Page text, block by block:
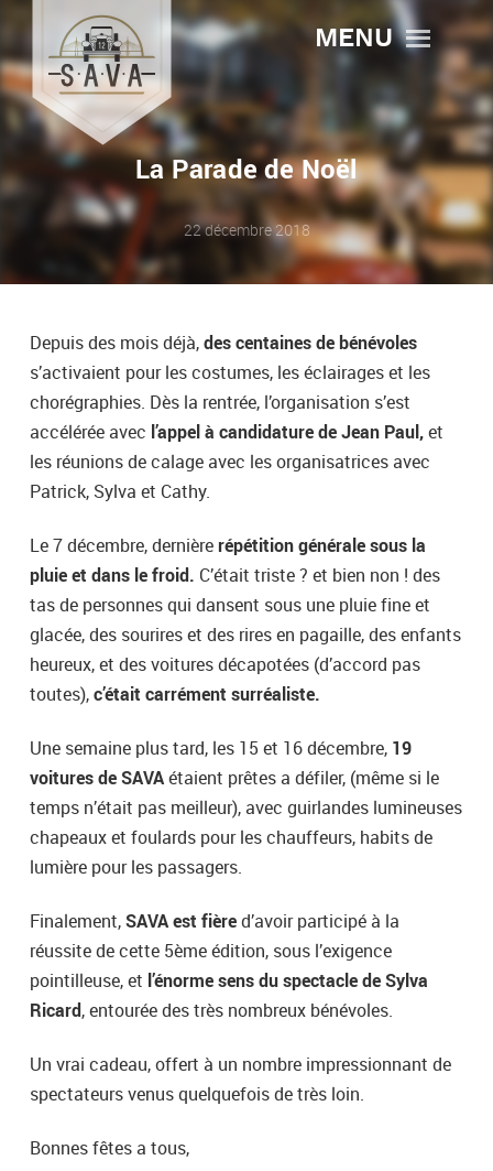
MENU
La Parade de Noël
22 décembre 2018
Depuis des mois déjà,des centaines de bénévoles
s’activaient pour les costumes, les éclairages et les
chorégraphies. Dès la rentrée, l’organisation s’est
accélérée avec l’appel à candidature de Jean Paul,et
les réunions de calage avec les organisatrices avec
Patrick, Sylva et Cathy.
Le 7 décembre, dernièrerépétition générale sous la
pluie et dans le froid. C’était triste ? et bien non ! des
tas de personnes qui dansent sous une pluie fine et
glacée, des sourires et des rires en pagaille, des enfants
heureux, et des voitures décapotées (d’accord pas
toutes),c’était carrément surréaliste.
Une semaine plus tard, les 15 et 16 décembre, 19
voitures de SAVAétaient prêtes a défiler, (même si le
temps n’était pas meilleur), avec guirlandes lumineuses
chapeaux et foulards pour les chauffeurs, habits de
lumière pour les passagers.
Finalement,SAVA est fièred’avoir participé à la
réussite de cette 5ème édition, sous l’exigence
pointilleuse, et l’énorme sens du spectacle de Sylva
Ricard, entourée des très nombreux bénévoles.
Un vrai cadeau, offert à un nombre impressionnant de
spectateurs venus quelquefois de très loin.
Bonnes fêtes a tous,